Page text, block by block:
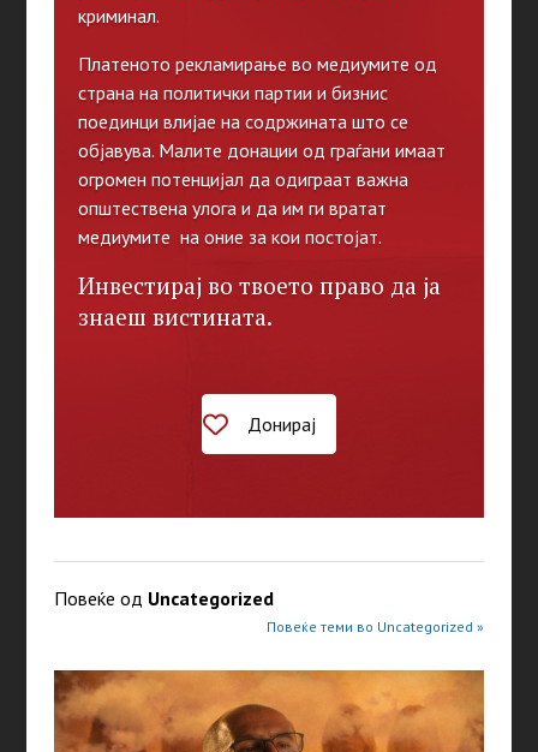
криминал.
Платеното рекламирање во медиумите од
страна на политички партии и бизнис
поединци влијае на содржината што се
објавува. Малите донации од граѓани имаат
огромен потенцијал да одиграат важна
општествена улога и да им ги вратат
медиумите на оние за кои постојат.
Инвестирај во твоето право да ја
знаеш вистината.
Донирај
Повеќе од Uncategorized
Повеќе теми во Uncategorized »